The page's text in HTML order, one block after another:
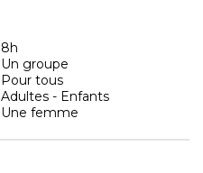
8h
Un groupe
Pour tous
Adultes - Enfants
Une femme